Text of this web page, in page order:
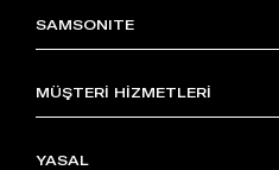
SAMSONITE
MÜŞTERİ HİZMETLERİ
YASAL